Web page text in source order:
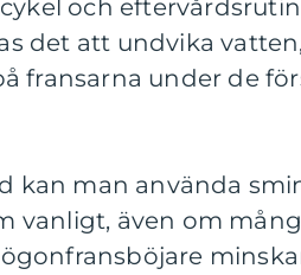
och
det att undvika
fransarna under de
kan man använda
vanligt, även om